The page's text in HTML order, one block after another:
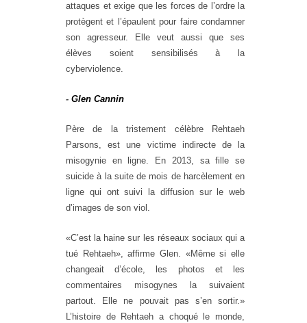
attaques et exige que les forces de l’ordre la
protègent et l’épaulent pour faire condamner
son agresseur. Elle veut aussi que ses
élèves soient sensibilisés à la
cyberviolence.
- Glen Cannin
Père de la tristement célèbre Rehtaeh
Parsons, est une victime indirecte de la
misogynie en ligne. En 2013, sa fille se
suicide à la suite de mois de harcèlement en
ligne qui ont suivi la diffusion sur le web
d’images de son viol.
«C’est la haine sur les réseaux sociaux qui a
tué Rehtaeh», affirme Glen. «Même si elle
changeait d’école, les photos et les
commentaires misogynes la suivaient
partout. Elle ne pouvait pas s’en sortir.»
L’histoire de Rehtaeh a choqué le monde,